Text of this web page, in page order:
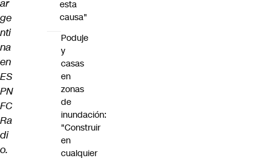
ar
ge
nti
na
en
ES
PN
FC
Ra
di
o.
esta
causa"
Poduje
y
casas
en
zonas
de
inundación:
"Construir
en
cualquier